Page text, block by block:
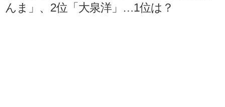
んま」、2位「大泉洋」…1位は？